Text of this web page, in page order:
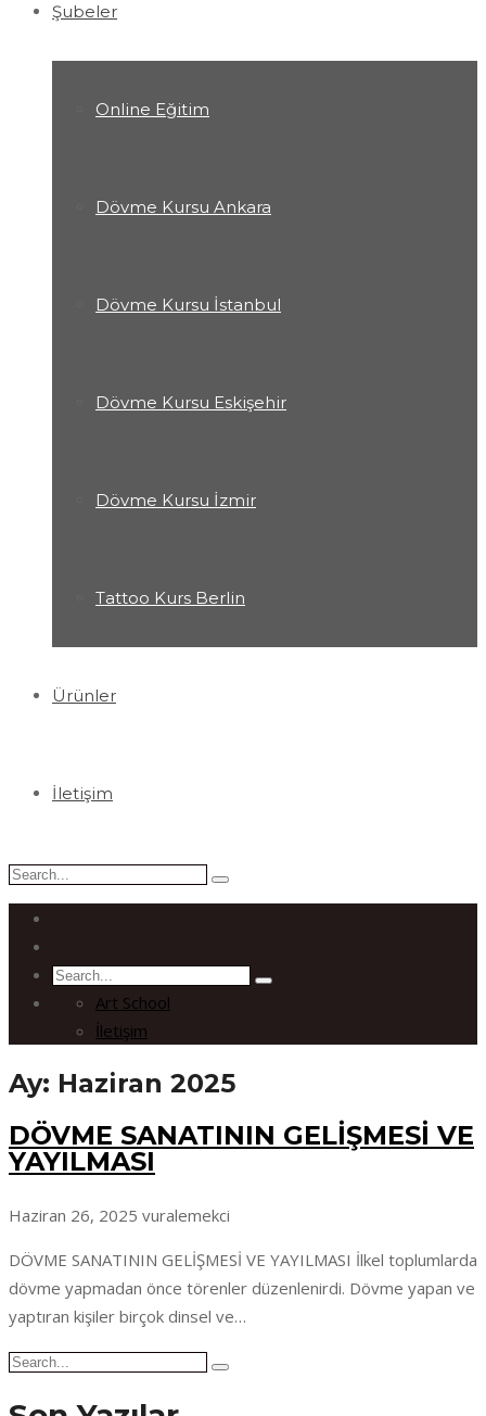
Şubeler
Online Eğitim
Dövme Kursu Ankara
Dövme Kursu İstanbul
Dövme Kursu Eskişehir
Dövme Kursu İzmir
Tattoo Kurs Berlin
Ürünler
İletişim
Search
for:
Search
Art School
İletişim
Ay: Haziran 2025
DÖVME SANATININ GELİŞMESİ VE
YAYILMASI
Haziran 26, 2025 vuralemekci
DÖVME SANATININ GELİŞMESİ VE YAYILMASI İlkel toplumlarda
dövme yapmadan önce törenler düzenlenirdi. Dövme yapan ve
yaptıran kişiler birçok dinsel ve…
Search